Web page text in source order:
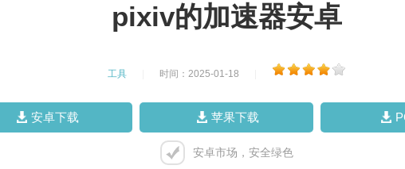
pixiv的加速器安卓
工具 时间：2025-01-18
安卓下载 苹果下载
安卓市场，安全绿色